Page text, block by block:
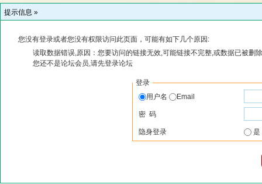
提示信息 »
您没有登录或者您没有权限访问此页面，可能有如下几个原因:
读取数据错误,原因：您要访问的链接无效,可能链接不完整,或数据已被删
您还不是论坛会员,请先登录论坛
登录
用户名
Email
密 码
隐身登录